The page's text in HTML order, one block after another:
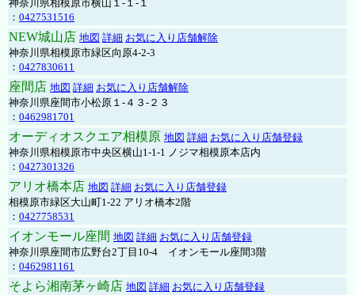
神奈川県相模原市横山１-１-１
： 0427531516
NEW城山店 地図 詳細 お気に入り店舗解除
神奈川県相模原市緑区向原4-2-3
： 0427830611
座間店 地図 詳細 お気に入り店舗解除
神奈川県座間市小松原１-４３-２３
： 0462981701
オーディオスクエア相模原 地図 詳細 お気に入り店舗登録
神奈川県相模原市中央区横山1-1-1 ノジマ相模原本店内
： 0427301326
アリオ橋本店 地図 詳細 お気に入り店舗登録
相模原市緑区大山町1-22 アリオ橋本2階
： 0427758531
イオンモール座間 地図 詳細 お気に入り店舗登録
神奈川県座間市広野台2丁目10-4 イオンモール座間3階
： 0462981161
そよら湘南茅ヶ崎店 地図 詳細 お気に入り店舗登録